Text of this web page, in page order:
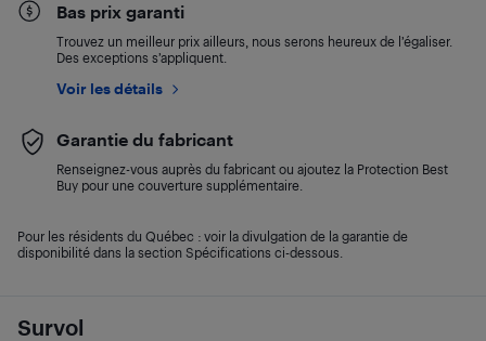
Survol
Bas prix garanti
Trouvez un meilleur prix ailleurs, nous serons heureux de l’égaliser.
Des exceptions s’appliquent.
Voir les détails
Garantie du fabricant
Renseignez-vous auprès du fabricant ou ajoutez la Protection Best
Buy pour une couverture supplémentaire.
Pour les résidents du Québec : voir la divulgation de la garantie de
disponibilité dans la section Spécifications ci-dessous.